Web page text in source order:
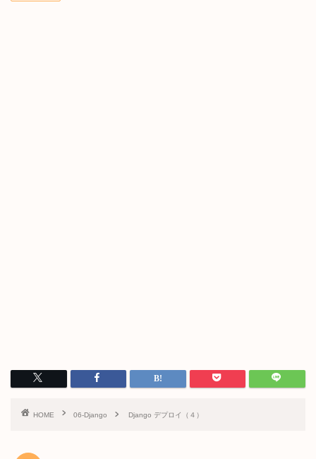
HOME 06-Django Django デプロイ（４）